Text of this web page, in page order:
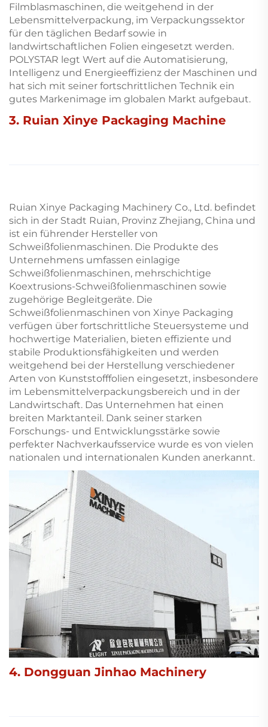
Filmblasmaschinen, die weitgehend in der
Lebensmittelverpackung, im Verpackungssektor
für den täglichen Bedarf sowie in
landwirtschaftlichen Folien eingesetzt werden.
POLYSTAR legt Wert auf die Automatisierung,
Intelligenz und Energieeffizienz der Maschinen und
hat sich mit seiner fortschrittlichen Technik ein
gutes Markenimage im globalen Markt aufgebaut.
3. Ruian Xinye Packaging Machine
Ruian Xinye Packaging Machinery Co., Ltd. befindet
sich in der Stadt Ruian, Provinz Zhejiang, China und
ist ein führender Hersteller von
Schweißfolienmaschinen. Die Produkte des
Unternehmens umfassen einlagige
Schweißfolienmaschinen, mehrschichtige
Koextrusions-Schweißfolienmaschinen sowie
zugehörige Begleitgeräte. Die
Schweißfolienmaschinen von Xinye Packaging
verfügen über fortschrittliche Steuersysteme und
hochwertige Materialien, bieten effiziente und
stabile Produktionsfähigkeiten und werden
weitgehend bei der Herstellung verschiedener
Arten von Kunststofffolien eingesetzt, insbesondere
im Lebensmittelverpackungsbereich und in der
Landwirtschaft. Das Unternehmen hat einen
breiten Marktanteil. Dank seiner starken
Forschungs- und Entwicklungsstärke sowie
perfekter Nachverkaufsservice wurde es von vielen
nationalen und internationalen Kunden anerkannt.
4. Dongguan Jinhao Machinery